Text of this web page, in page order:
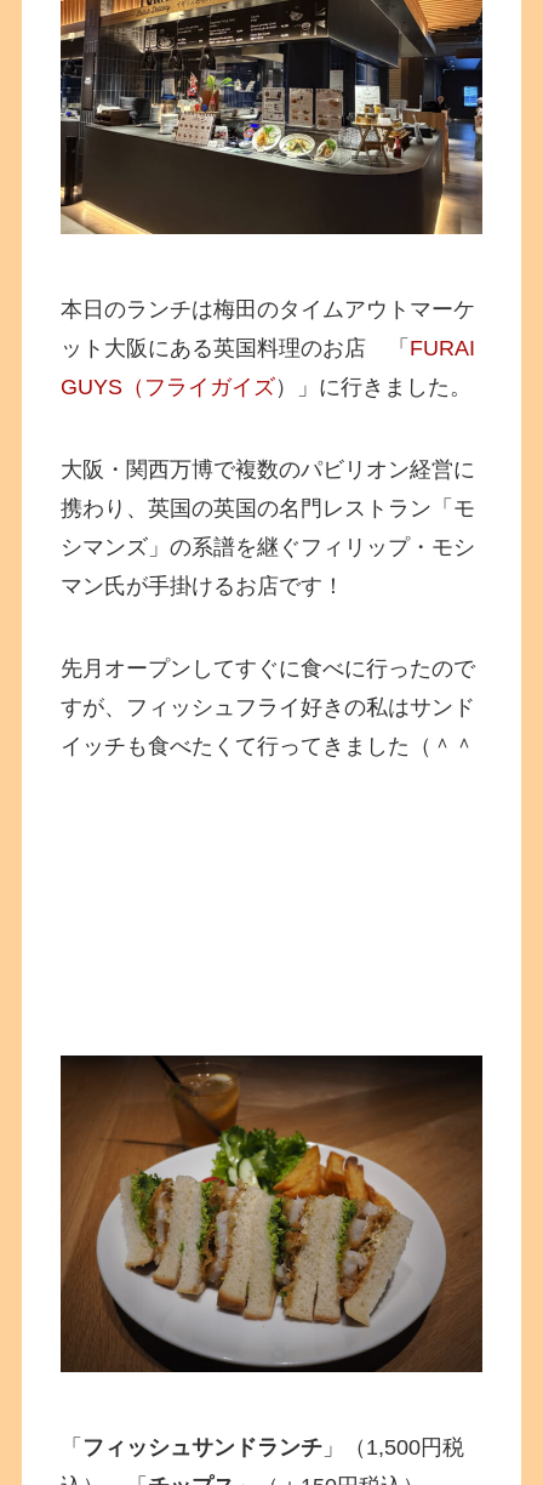
本日のランチは梅田のタイムアウトマーケ
ット大阪にある英国料理のお店 「 FURAI
GUYS（フライガイズ）」に行きました。
大阪・関西万博で複数のパビリオン経営に
携わり、英国の英国の名門レストラン「モ
シマンズ」の系譜を継ぐフィリップ・モシ
マン氏が手掛けるお店です！
先月オープンしてすぐに食べに行ったので
すが、フィッシュフライ好きの私はサンド
イッチも食べたくて行ってきました（＾＾
「 フィッシュサンドランチ 」（1,500円税